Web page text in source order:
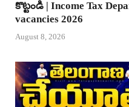
కొట్టండి | Income Tax
vacancies 2026
August 8, 2026